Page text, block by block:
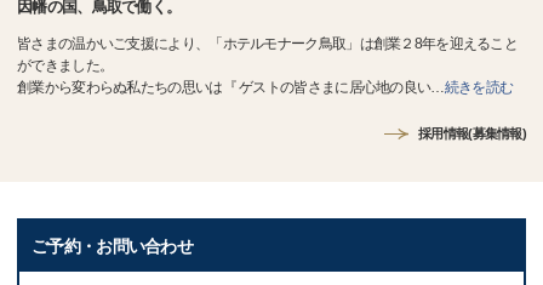
因幡の国、鳥取で働く。
皆さまの温かいご支援により、「ホテルモナーク鳥取」は創業２8年を迎えること
ができました。
創業から変わらぬ私たちの思いは『 ゲストの皆さまに居心地の良い…続きを読む
採用情報(募集情報)
ご予約・お問い合わせ